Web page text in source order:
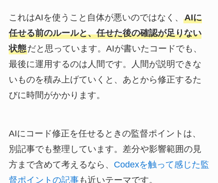
これはAIを使うこと自体が悪いのではなく、 AIに
任せる前のルールと、任せた後の確認が足りない
状態だと思っています。AIが書いたコードでも、
最後に運用するのは人間です。人間が説明できな
いものを積み上げていくと、あとから修正するた
びに時間がかかります。
AIにコード修正を任せるときの監督ポイントは、
別記事でも整理しています。差分や影響範囲の見
方まで含めて考えるなら、 Codexを触って感じた監
督ポイントの記事も近いテーマです。